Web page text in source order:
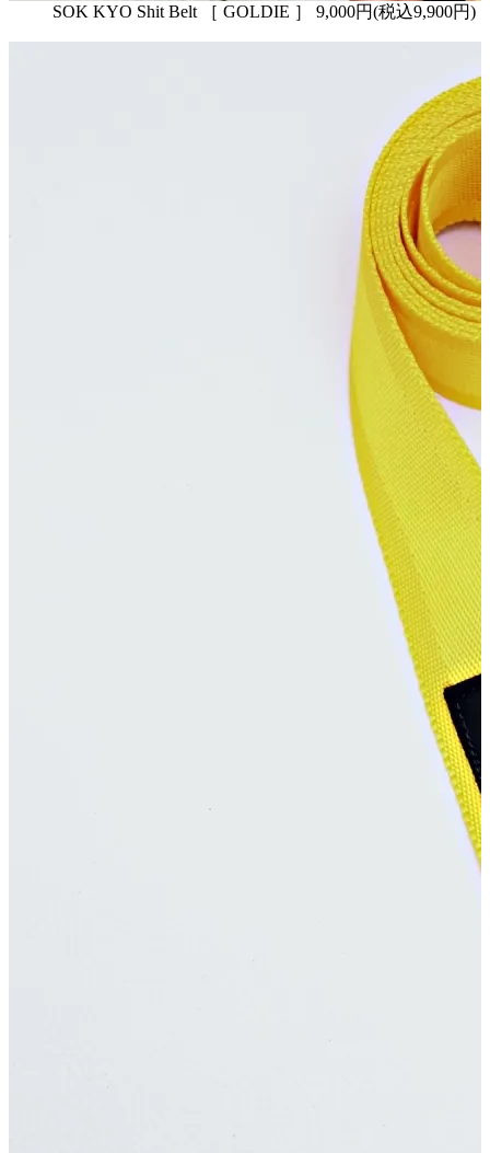
SOK KYO Shit Belt ［ GOLDIE ］ 9,000円(税込9,900円)